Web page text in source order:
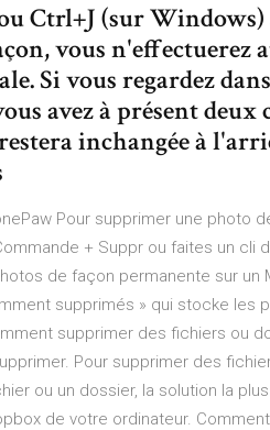
Ctrl+J (sur
vous n'effectuerez
Si vous regardez
avez à présent deux
inchangée à
Pour supprimer une photo
+ Suppr ou faites un cli
de façon permanente sur un
supprimés » qui stocke les
supprimer des fichiers ou
Pour supprimer des
ou un dossier, la solution la
de votre ordinateur.